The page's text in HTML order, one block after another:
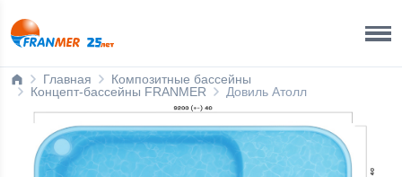
Главная
Композитные бассейны
Концепт-бассейны FRANMER
Довиль Атолл